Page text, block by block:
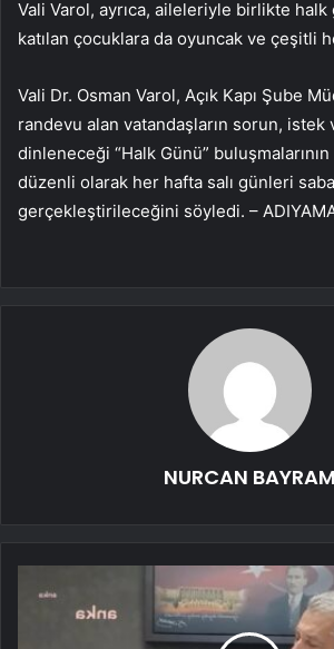
Vali Varol, ayrıca, aileleriyle birlikte halk
katılan çocuklara da oyuncak ve çeşitli
Vali Dr. Osman Varol, Açık Kapı Şube
randevu alan vatandaşların sorun,
dinleneceği “Halk Günü”
düzenli olarak her hafta salı günleri
gerçekleştirileceğini söyledi. –
NURCAN BAYRAM